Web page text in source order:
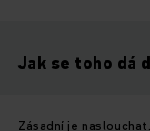
Jak se toho dá
Zásadní je